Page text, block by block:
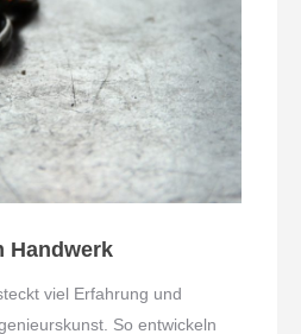
Handwerk
viel Erfahrung und
So entwickeln